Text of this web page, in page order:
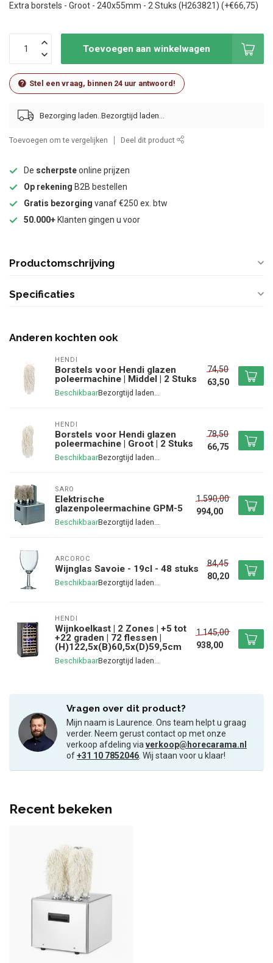
Extra borstels - Groot - 240x55mm - 2 Stuks (H263821) (+€66,75)
Toevoegen aan winkelwagen
Stel een vraag, binnen 24 uur antwoord!
Bezorging laden..
Toevoegen om te vergelijken Deel dit product
De scherpsteonline prijzen
Op rekening B2B bestellen
Gratis bezorging vanaf €250 ex. btw
50.000+ Klanten gingen u voor
Productomschrijving
Specificaties
Anderen kochten ook
HENDI
Borstels voor Hendi glazen
poleermachine | Middel | 2 Stuks
Beschikbaar
74,50
63,50
HENDI
Borstels voor Hendi glazen
poleermachine | Groot | 2 Stuks
Beschikbaar
78,50
66,75
SARO
Elektrische
glazenpoleermachine GPM-5
Beschikbaar
1.590,00
994,00
ARCOROC
Wijnglas Savoie - 19cl - 48 stuks
Beschikbaar
84,45
80,20
HENDI
Wijnkoelkast | 2 Zones | +5 tot
+22 graden | 72 flessen |
(H)122,5x(B)60,5x(D)59,5cm
Beschikbaar
1.145,00
938,00
Vragen over dit product?
Mijn naam is Laurence. Ons team helpt u graag
verder. Neem gerust contact op met onze
verkoop afdeling viaverkoop@horecarama.nl
of+31 10 7852046. Wij staan voor u klaar!
Recent bekeken